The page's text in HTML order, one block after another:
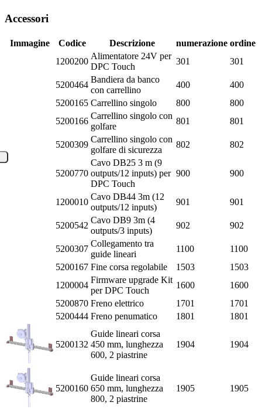
Accessori
Immagine Codice Descrizione numerazione ordine
1200200
Alimentatore 24V per
DPC Touch
301 301
5200464
Bandiera da banco
con carrellino
400
400
5200165 Carrellino singolo 800
800
5200166
Carrellino singolo con
golfare
801 801
5200309
Carrellino singolo con
golfare di sicurezza
802 802
5200770
Cavo DB25 3 m (9
outputs/12 inputs) per
DPC Touch
900 900
1200010
Cavo DB44 3m (12
outputs/12 inputs)
901 901
5200542
Cavo DB9 3m (4
outputs/3 inputs)
902 902
5200307
Collegamento tra
guide lineari
1100
1100
5200167 Fine corsa regolabile 1503
1503
1200004
Firmware upgrade Kit
per DPC Touch
1600
1600
5200870 Freno elettrico 1701
1701
5200444 Freno penumatico 1801 1801
5200132
Guide lineari corsa
450 mm, lunghezza
600, 2 piastrine
1904 1904
5200160
Guide lineari corsa
650 mm, lunghezza
800, 2 piastrine
1905 1905